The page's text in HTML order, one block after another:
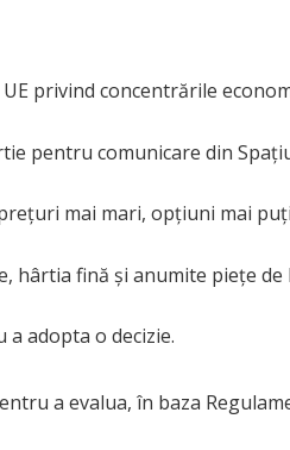
privind concentrările
pentru comunicare din
mai mari, opțiuni mai
fină și anumite piețe de
adopta o decizie.
a evalua, în baza